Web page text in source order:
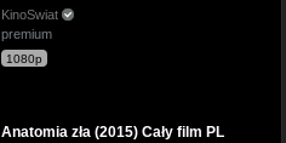
KinoSwiat
premium
1080p
Anatomia zła (2015) Cały film PL